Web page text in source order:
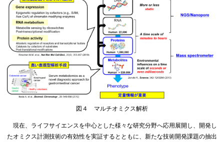
図４ マルチオミクス解析
現在、ライフサイエンスを中心とした様々な研究分野へ応用展開し、開発し
たオミクス計測技術の有効性を実証するとともに、新たな技術開発課題の抽出